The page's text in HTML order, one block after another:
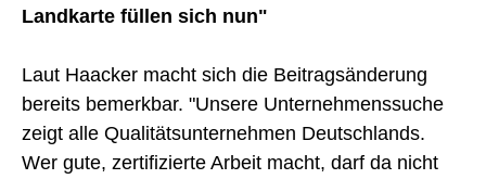
Landkarte füllen sich nun"
Laut Haacker macht sich die Beitragsänderung
bereits bemerkbar. "Unsere Unternehmenssuche
zeigt alle Qualitätsunternehmen Deutschlands.
Wer gute, zertifizierte Arbeit macht, darf da nicht